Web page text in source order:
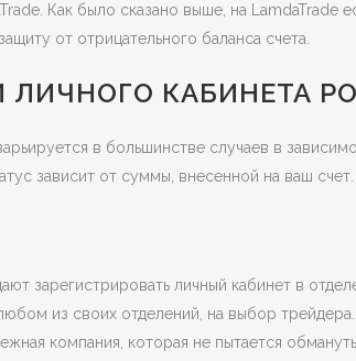
Как было сказано выше, на LamdaTrade
от отрицательного баланса счета.
КАБИНЕТА
в большинстве случаев в
зависит от суммы, внесенной на ваш счет.
зарегистрировать личный кабинет в
из своих отделений, на выбор
компания, которая не пытается